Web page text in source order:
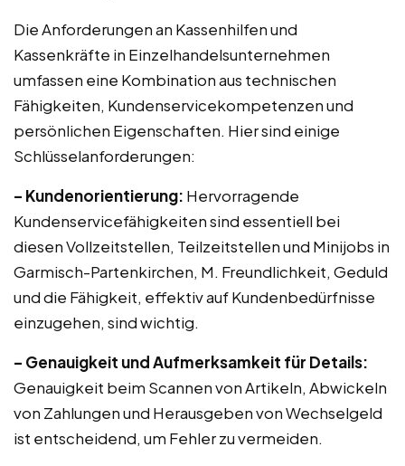
Die Anforderungen an Kassenhilfen und
Kassenkräfte in Einzelhandelsunternehmen
umfassen eine Kombination aus technischen
Fähigkeiten, Kundenservicekompetenzen und
persönlichen Eigenschaften. Hier sind einige
Schlüsselanforderungen:
– Kundenorientierung: Hervorragende
Kundenservicefähigkeiten sind essentiell bei
diesen Vollzeitstellen, Teilzeitstellen und Minijobs in
Garmisch-Partenkirchen, M. Freundlichkeit, Geduld
und die Fähigkeit, effektiv auf Kundenbedürfnisse
einzugehen, sind wichtig.
– Genauigkeit und Aufmerksamkeit für Details:
Genauigkeit beim Scannen von Artikeln, Abwickeln
von Zahlungen und Herausgeben von Wechselgeld
ist entscheidend, um Fehler zu vermeiden.